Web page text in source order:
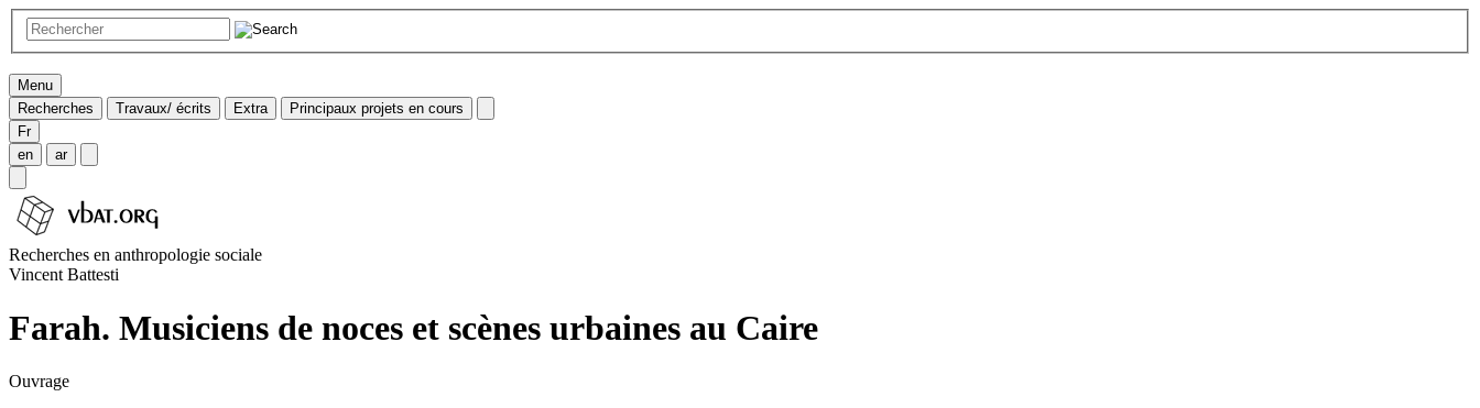
Menu
Recherches
Travaux/ écrits Extra
Principaux projets en cours
Fr
en
ar
Recherches en anthropologie sociale
Vincent Battesti
Farah. Musiciens de noces et scènes urbaines au Caire
Ouvrage